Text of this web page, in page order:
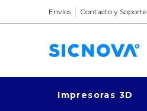
Envíos Contacto y Soporte
Impresoras 3D